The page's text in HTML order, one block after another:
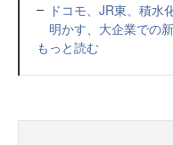
ドコモ、JR東、積水
明かす、大企業での
もっと読む